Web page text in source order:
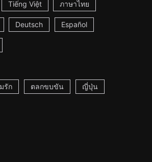
Tiếng Việt ภาษาไทย
Deutsch Español
รัก ตลกขบขัน ญี่ปุ่น